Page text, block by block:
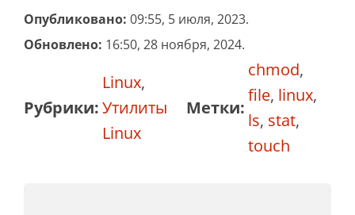
Опубликовано: 09:55, 5 июля, 2023.
Обновлено: 16:50, 28 ноября, 2024.
Рубрики:
Linux,
Утилиты
Linux
Метки:
chmod,
file, linux,
ls, stat,
touch